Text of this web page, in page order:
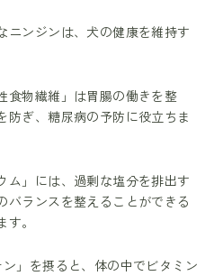
ニンジンは、犬の健康を維持す
食物繊維」は胃腸の働きを整
防ぎ、糖尿病の予防に役立ちま
ム」には、過剰な塩分を排出す
バランスを整えることができる
。
」を摂ると、体の中でビタミン